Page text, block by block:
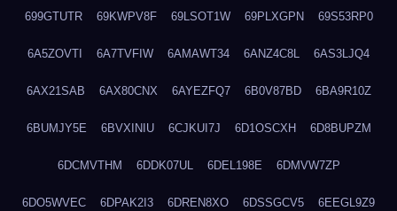
699GTUTR 69KWPV8F 69LSOT1W 69PLXGPN 69S53RP0
6A5ZOVTI 6A7TVFIW 6AMAWT34 6ANZ4C8L 6AS3LJQ4
6AX21SAB 6AX80CNX 6AYEZFQ7 6B0V87BD 6BA9R10Z
6BUMJY5E 6BVXINIU 6CJKUI7J 6D1OSCXH 6D8BUPZM
6DCMVTHM 6DDK07UL 6DEL198E 6DMVW7ZP
6DO5WVEC 6DPAK2I3 6DREN8XO 6DSSGCV5 6EEGL9Z9